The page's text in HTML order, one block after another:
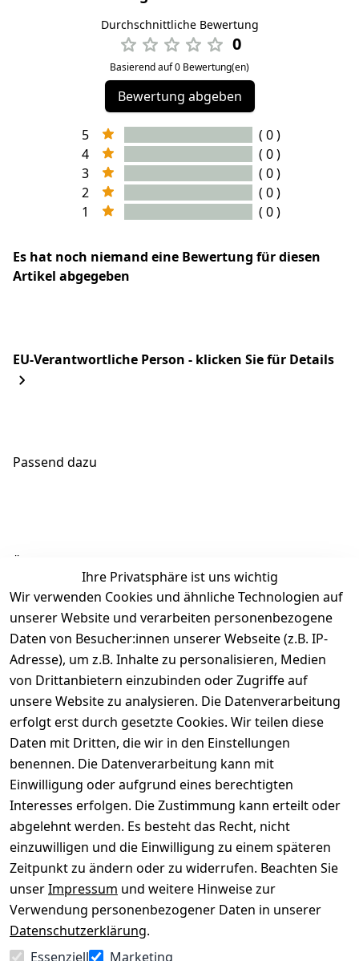
Durchschnittliche Bewertung
0
Basierend auf 0 Bewertung(en)
Bewertung abgeben
5
( 0 )
4
( 0 )
3
( 0 )
2
( 0 )
1
( 0 )
Es hat noch niemand eine Bewertung für diesen
Artikel abgegeben
EU-Verantwortliche Person - klicken Sie für Details
Passend dazu
Ähnliche Produkte
Ihre Privatsphäre ist uns wichtig
Wir verwenden Cookies und ähnliche Technologien auf
unserer Website und verarbeiten personenbezogene
Daten von Besucher:innen unserer Webseite (z.B. IP-
Adresse), um z.B. Inhalte zu personalisieren, Medien
von Drittanbietern einzubinden oder Zugriffe auf
unsere Website zu analysieren. Die Datenverarbeitung
erfolgt erst durch gesetzte Cookies. Wir teilen diese
Daten mit Dritten, die wir in den Einstellungen
benennen. Die Datenverarbeitung kann mit
Einwilligung oder aufgrund eines berechtigten
Interesses erfolgen. Die Zustimmung kann erteilt oder
abgelehnt werden. Es besteht das Recht, nicht
einzuwilligen und die Einwilligung zu einem späteren
Zeitpunkt zu ändern oder zu widerrufen. Beachten Sie
unserImpressum und weitere Hinweise zur
Verwendung personenbezogener Daten in unserer
Datenschutzerklärung.
Essenziell
Marketing
Rechtliches
AGB
Impressum
Datenschutze
rklärung
Barrierefreihe
itserklärung
Widerrufsrec
ht
Über uns
Kontakt
Registrieren
Kataloge zum
Download
Pflege &
Kundendienst
Kiefermöbel
Hilfe
Wir
versenden
mit
Zahle
bequem per
Vertrag